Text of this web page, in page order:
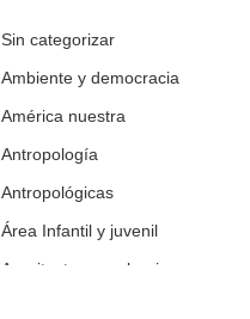
Sin categorizar
Ambiente y democracia
América nuestra
Antropología
Antropológicas
Área Infantil y juvenil
Arquitectura y urbanismo